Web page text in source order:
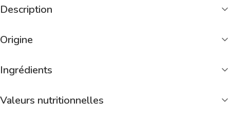
Description
Origine
Ingrédients
Valeurs nutritionnelles